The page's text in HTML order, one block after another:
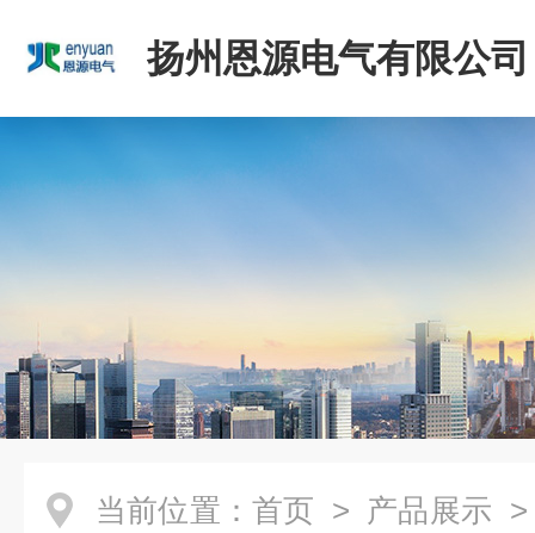
扬州恩源电气有限公司
当前位置： 首页 > 产品展示